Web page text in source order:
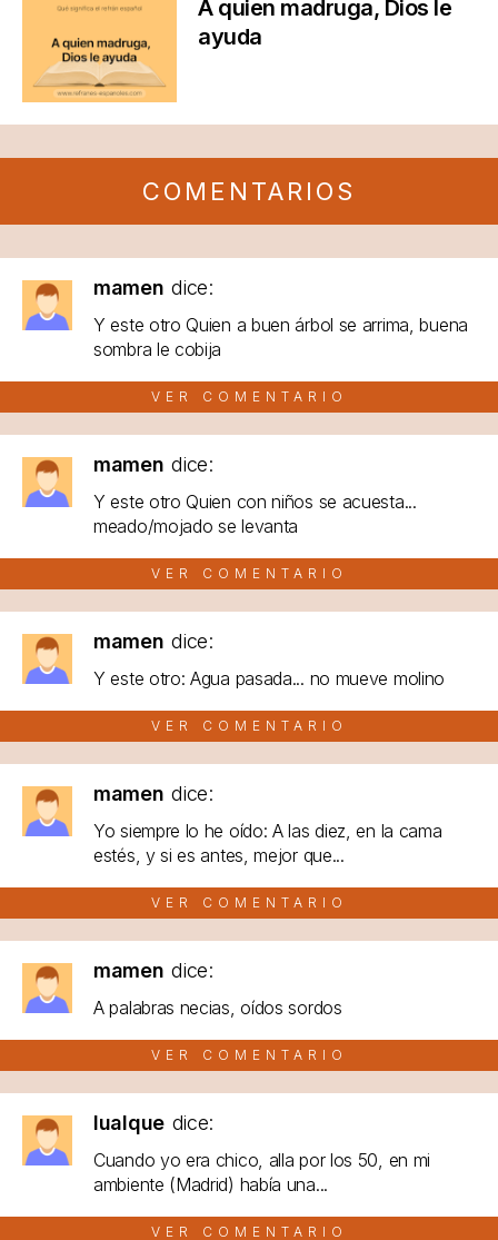
A quien madruga, Dios le
ayuda
COMENTARIOS
mamen dice:
Y este otro Quien a buen árbol se arrima, buena
sombra le cobija
VER COMENTARIO
mamen dice:
Y este otro Quien con niños se acuesta...
meado/mojado se levanta
VER COMENTARIO
mamen dice:
Y este otro: Agua pasada... no mueve molino
VER COMENTARIO
mamen dice:
Yo siempre lo he oído: A las diez, en la cama
estés, y si es antes, mejor que...
VER COMENTARIO
mamen dice:
A palabras necias, oídos sordos
VER COMENTARIO
lualque dice:
Cuando yo era chico, alla por los 50, en mi
ambiente (Madrid) había una...
VER COMENTARIO